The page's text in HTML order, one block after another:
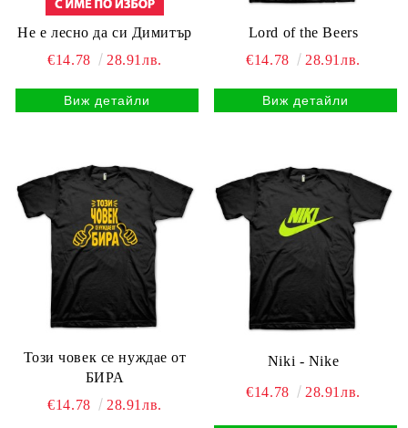
Не е лесно да си Димитър
€14.78
28.91лв.
Виж детайли
Lord of the Beers
€14.78
28.91лв.
Виж детайли
Този човек се нуждае от
БИРА
€14.78
28.91лв.
Niki - Nike
€14.78 28.91лв.